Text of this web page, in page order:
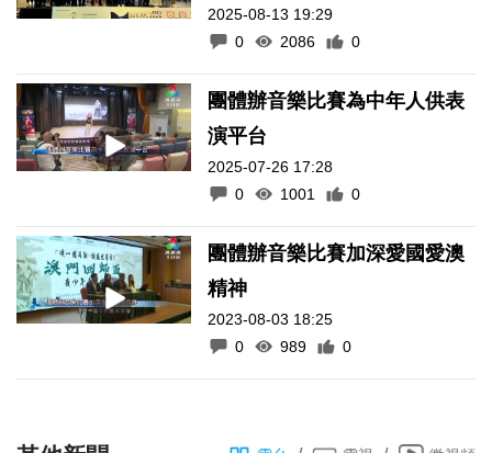
2025-08-13 19:29
0
2086 0
團體辦音樂比賽為中年人供表
演平台
2025-07-26 17:28
0
1001 0
團體辦音樂比賽加深愛國愛澳
精神
2023-08-03 18:25
0
989 0